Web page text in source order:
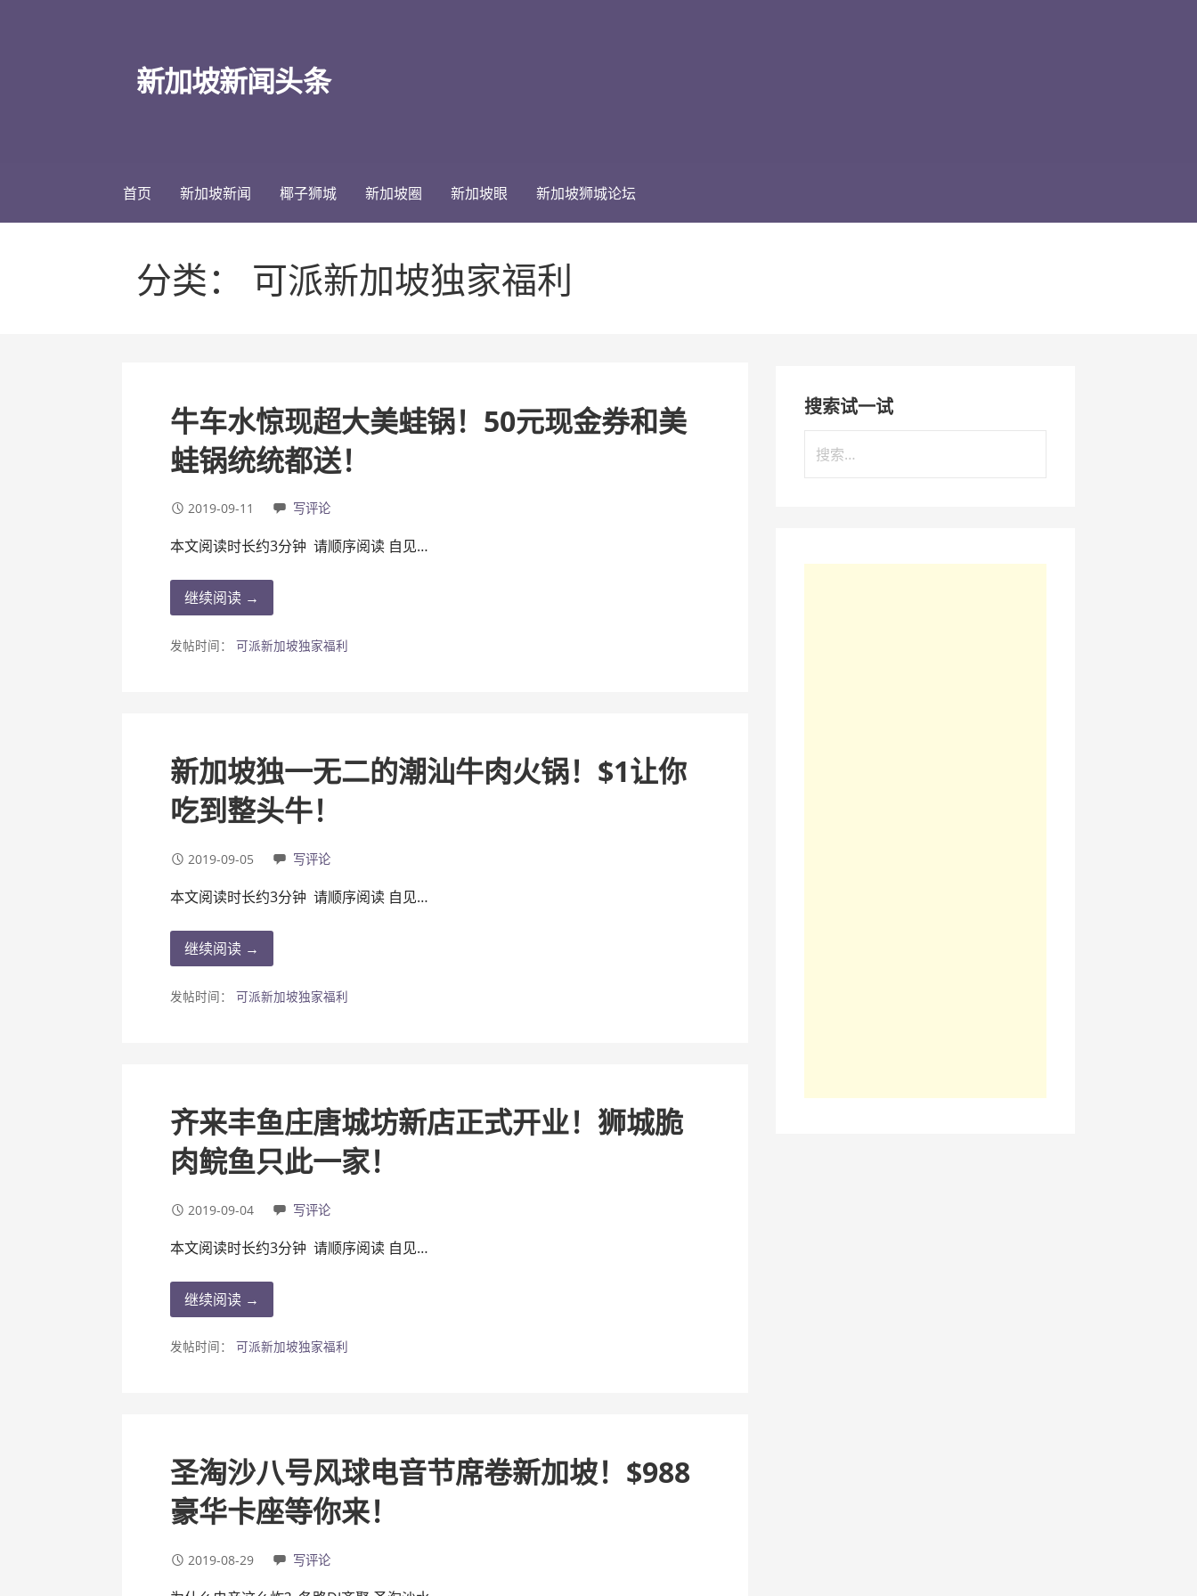
新加坡新闻头条
首页 新加坡新闻 椰子狮城 新加坡圈 新加坡眼 新加坡狮城论坛
分类： 可派新加坡独家福利
牛车水惊现超大美蛙锅！50元现金券和美
蛙锅统统都送！
2019-09-11 写评论
本文阅读时长约3分钟 请顺序阅读 自见…
继续阅读 →
发帖时间：可派新加坡独家福利
新加坡独一无二的潮汕牛肉火锅！$1让你
吃到整头牛！
2019-09-05 写评论
本文阅读时长约3分钟 请顺序阅读 自见…
继续阅读 →
发帖时间：可派新加坡独家福利
齐来丰鱼庄唐城坊新店正式开业！狮城脆
肉鲩鱼只此一家！
2019-09-04 写评论
本文阅读时长约3分钟 请顺序阅读 自见…
继续阅读 →
发帖时间：可派新加坡独家福利
圣淘沙八号风球电音节席卷新加坡！$988
豪华卡座等你来！
2019-08-29 写评论
搜索试一试
索